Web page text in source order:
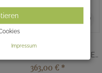
Schlichter Grabvasenring aus Edelstahl
363,00 € *
Impressum